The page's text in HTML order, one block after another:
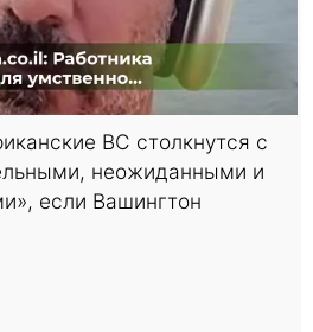
ВС столкнутся с
неожиданными и
если Вашингтон